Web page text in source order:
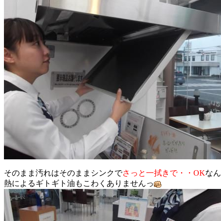
そのまま汚れはそのままシンクでさっと一拭きで・・OKな
熱によるギトギト油もこわくありませんっ